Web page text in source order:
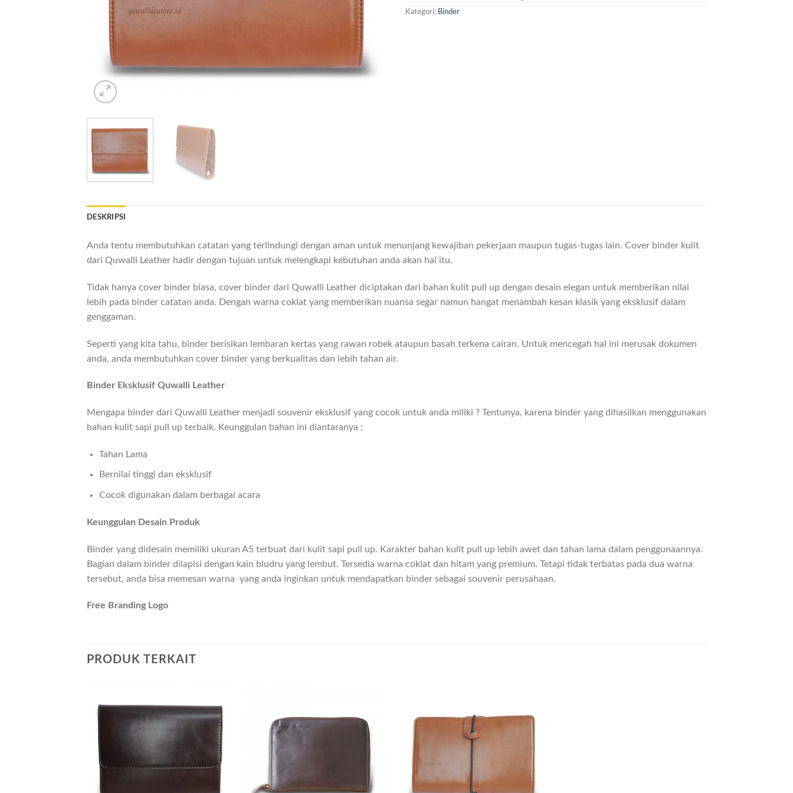
Kategori: Binder
DESKRIPSI
Anda tentu membutuhkan catatan yang terlindungi dengan aman untuk menunjang kewajiban pekerjaan maupun tugas-tugas lain. Cover binder kulit
dari Quwalli Leather hadir dengan tujuan untuk melengkapi kebutuhan anda akan hal itu.
Tidak hanya cover binder biasa, cover binder dari Quwalli Leather diciptakan dari bahan kulit pull up dengan desain elegan untuk memberikan nilai
lebih pada binder catatan anda. Dengan warna coklat yang memberikan nuansa segar namun hangat menambah kesan klasik yang eksklusif dalam
genggaman.
Seperti yang kita tahu, binder berisikan lembaran kertas yang rawan robek ataupun basah terkena cairan. Untuk mencegah hal ini merusak dokumen
anda, anda membutuhkan cover binder yang berkualitas dan lebih tahan air.
Binder Eksklusif Quwalli Leather
Mengapa binder dari Quwalli Leather menjadi souvenir eksklusif yang cocok untuk anda miliki ? Tentunya, karena binder yang dihasilkan menggunakan
bahan kulit sapi pull up terbaik. Keunggulan bahan ini diantaranya :
Tahan Lama
Bernilai tinggi dan eksklusif
Cocok digunakan dalam berbagai acara
Keunggulan Desain Produk
Binder yang didesain memiliki ukuran A5 terbuat dari kulit sapi pull up. Karakter bahan kulit pull up lebih awet dan tahan lama dalam penggunaannya.
Bagian dalam binder dilapisi dengan kain bludru yang lembut. Tersedia warna coklat dan hitam yang premium. Tetapi tidak terbatas pada dua warna
tersebut, anda bisa memesan warna yang anda inginkan untuk mendapatkan binder sebagai souvenir perusahaan.
Free Branding Logo
PRODUK TERKAIT
Add to
wishlist
Add to
wishlist
Add to
wishlist